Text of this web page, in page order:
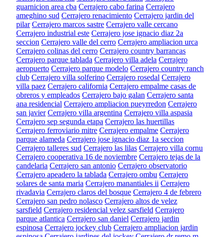
guarnicion area cba Cerrajero cabo farina Cerrajero
ameghino sud Cerrajero renacimiento Cerrajero jardin del
pilar Cerrajero marcos sastre Cerrajero valle cercano
Cerrajero industrial este Cerrajero jose ignacio diaz 2a
seccion Cerrajero valle del cerro Cerrajero ampliacion urca
Cerrajero colinas del cerro Cerrajero country barrancas
Cerrajero parque tablada Cerrajero villa adela Cerrajero
aeropuerto Cerrajero parque modelo Cerrajero country ranch
club Cerrajero villa solferino Cerrajero rosedal Cerrajero
villa paez Cerrajero california Cerrajero empalme casas de
obreros y empleados Cerrajero bajo galan Cerrajero santa
ana residencial Cerrajero ampliacion pueyrredon Cerrajero
san javier Cerrajero villa argentina Cerrajero villa aspasia
Cerrajero sep segunda etapa Cerrajero las huertillas
Cerrajero ferroviario mitre Cerrajero empalme Cerrajero
parque alameda Cerrajero jose ignacio diaz 1a seccion
Cerrajero talleres sud Cerrajero las lilas Cerrajero villa cornu
Cerrajero cooperativa 16 de noviembre Cerrajero tejas de la
candelaria Cerrajero san antonio Cerrajero observatorio
Cerrajero apeadero la tablada Cerrajero ombu Cerrajero
solares de santa maria Cerrajero manantiales ii Cerrajero
rivadavia Cerrajero claros del bosque Cerrajero 4 de febrero
Cerrajero san pedro nolasco Cerrajero altos de velez
sarsfield Cerrajero residencial velez sarsfield Cerrajero
parque atlantica Cerrajero san daniel Cerrajero jardin
espinosa Cerrajero jockey club Cerrajero ampliacion jardin